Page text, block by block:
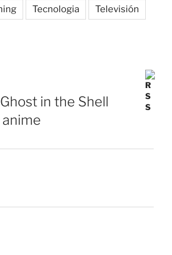
Tecnologia Televisión
in the Shell